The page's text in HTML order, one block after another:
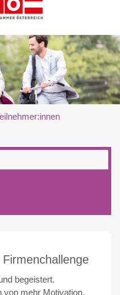
begeistert.
von mehr Motivation,